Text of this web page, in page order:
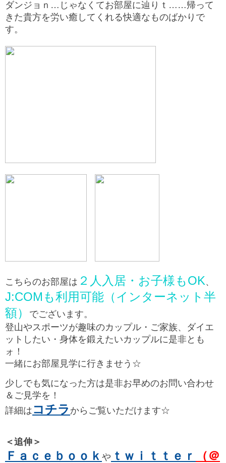
ダンジョｎ…じゃなくてお部屋に辿りｔ……帰って
きた貴方を労い癒してくれる快適なものばかりで
す。
こちらのお部屋は ２人入居・お子様もOK、
J:COMも利用可能（インターネット半
額）
でございます。
登山やスポーツが趣味のカップル・ご家族、ダイエ
ットしたい・身体を鍛えたいカップルに是非とも
ォ！
一緒にお部屋見学に行きませう☆
少しでも気になった方は是非お早めのお問い合わせ
＆ご見学を！
詳細は コチラ からご覧いただけます☆
＜追伸＞
Ｆａｃｅｂｏｏｋ や ｔｗｉｔｔｅｒ
（＠